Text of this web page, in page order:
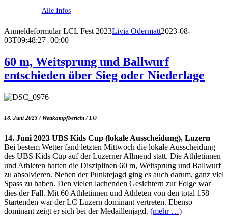
Alle Infos
Anmeldeformular LCL Fest 2023Livia Odermatt2023-08-
03T09:48:27+00:00
60 m, Weitsprung und Ballwurf
entschieden über Sieg oder Niederlage
18. Juni 2023 / Wettkampfbericht / LO
14. Juni 2023 UBS Kids Cup (lokale Ausscheidung), Luzern
Bei bestem Wetter fand letzten Mittwoch die lokale Ausscheidung
des UBS Kids Cup auf der Luzerner Allmend statt. Die Athletinnen
und Athleten hatten die Disziplinen 60 m, Weitsprung und Ballwurf
zu absolvieren. Neben der Punktejagd ging es auch darum, ganz viel
Spass zu haben. Den vielen lachenden Gesichtern zur Folge war
dies der Fall. Mit 60 Athletinnen und Athleten von den total 158
Startenden war der LC Luzern dominant vertreten. Ebenso
dominant zeigt er sich bei der Medaillenjagd. (mehr …)